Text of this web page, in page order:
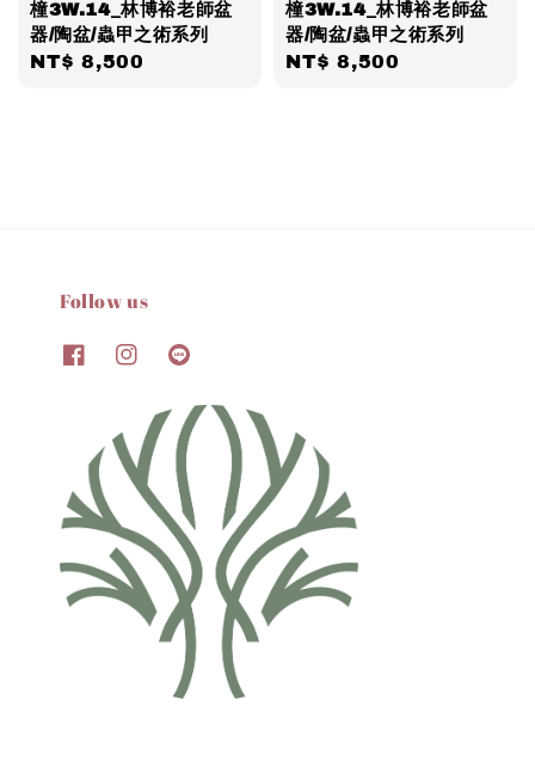
橦3W.14_林博裕老師盆
器/陶盆/蟲甲之術系列
Regular
NT$ 8,500
橦3W.14_林博裕老師盆
器/陶盆/蟲甲之術系列
Regular
NT$ 8,500
Follow us